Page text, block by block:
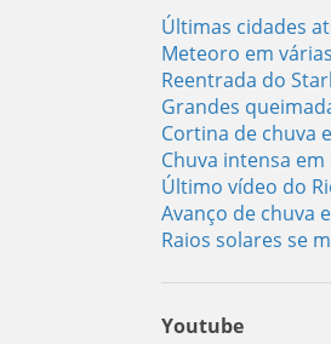
Últimas cidades
Meteoro em
Reentrada do
Grandes
Cortina de chuva
Chuva intensa
Último vídeo do
Avanço de chuva
Raios solares se
Youtube